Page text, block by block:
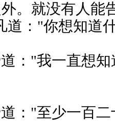
。就没有人能
道："你想知道
："我一直想知
："至少一百二